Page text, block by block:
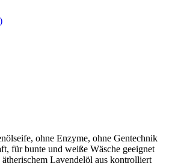
ohne Enzyme, ohne Gentechnik
für bunte und weiße Wäsche geeignet
Lavendelöl aus kontrolliert